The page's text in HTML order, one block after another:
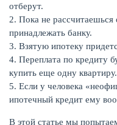
отберут.
Пока не
принадлежать банку.
Взятую ипотеку
Переплата по кредиту
купить еще одну квартиру.
Если у человека
ипотечный кредит ему
В этой статье мы